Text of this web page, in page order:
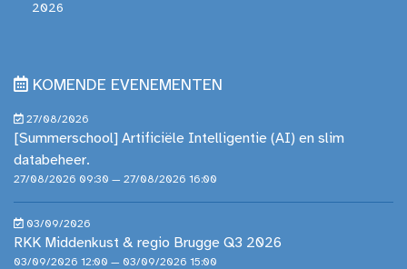
2026
KOMENDE EVENEMENTEN
27/08/2026
[Summerschool] Artificiële Intelligentie (AI) en slim
databeheer.
27/08/2026 09:30 — 27/08/2026 16:00
03/09/2026
RKK Middenkust & regio Brugge Q3 2026
03/09/2026 12:00 — 03/09/2026 15:00